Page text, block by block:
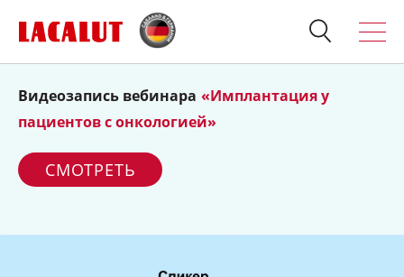
Продукция
Спросите стоматолога
Искать
Видеозапись вебинара «Имплантация у
пациентов с онкологией»
СМОТРЕТЬ